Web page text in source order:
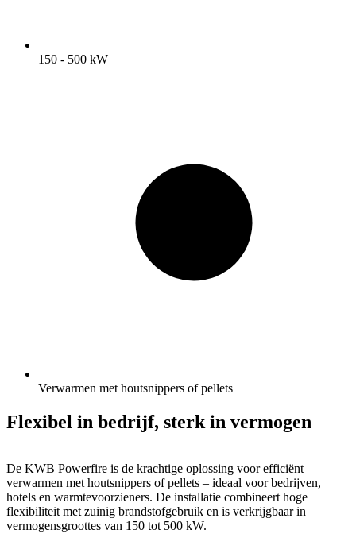
150 - 500 kW
Verwarmen met houtsnippers of pellets
Flexibel in bedrijf, sterk in vermogen
De KWB Powerfire is de krachtige oplossing voor efficiënt
verwarmen met houtsnippers of pellets – ideaal voor bedrijven,
hotels en warmtevoorzieners. De installatie combineert hoge
flexibiliteit met zuinig brandstofgebruik en is verkrijgbaar in
vermogensgroottes van 150 tot 500 kW.